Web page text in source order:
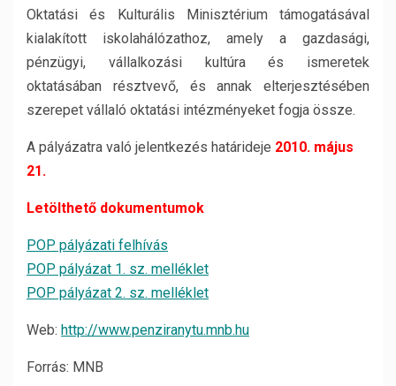
Oktatási és Kulturális Minisztérium támogatásával
kialakított iskolahálózathoz, amely a gazdasági,
pénzügyi, vállalkozási kultúra és ismeretek
oktatásában résztvevő, és annak elterjesztésében
szerepet vállaló oktatási intézményeket fogja össze.
A pályázatra való jelentkezés határideje 2010. május
21.
Letölthető dokumentumok
POP pályázati felhívás
POP pályázat 1. sz. melléklet
POP pályázat 2. sz. melléklet
Web: http://www.penziranytu.mnb.hu
Forrás: MNB